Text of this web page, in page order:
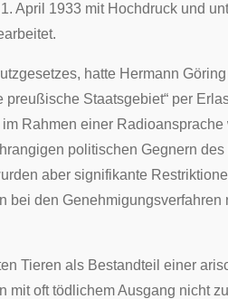
April 1933 mit Hochdruck und
hatte Hermann
Staatsgebiet“ per
Rahmen einer
politischen Gegnern
aber signifikante
den
Tieren als Bestandteil einer
mit oft tödlichem Ausgang nicht